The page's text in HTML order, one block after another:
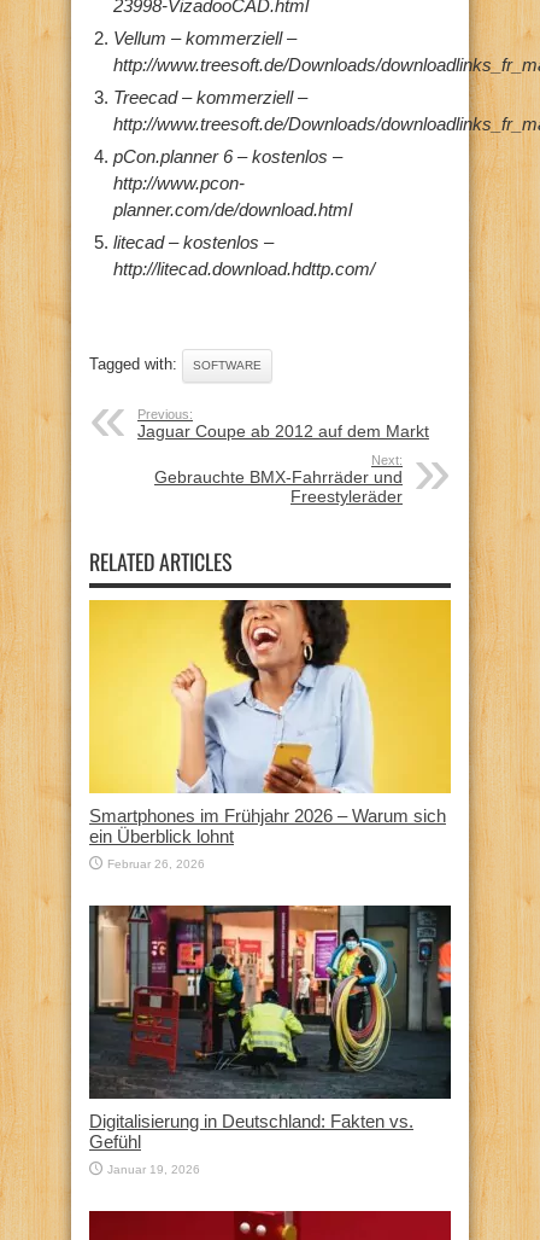
23998-VizadooCAD.html
Vellum – kommerziell –
http://www.treesoft.de/Downloads/
Treecad – kommerziell –
http://www.treesoft.de/Downloads/
pCon.planner 6 – kostenlos –
http://www.pcon-
planner.com/de/download.html
litecad – kostenlos –
http://litecad.download.hdttp.com/
Tagged with: SOFTWARE
Previous:
Jaguar Coupe ab 2012 auf dem Markt
Next:
Gebrauchte BMX-Fahrräder und
Freestyleräder
RELATED ARTICLES
Smartphones im Frühjahr 2026 – Warum sich
ein Überblick lohnt
Februar 26, 2026
Digitalisierung in Deutschland: Fakten vs.
Gefühl
Januar 19, 2026